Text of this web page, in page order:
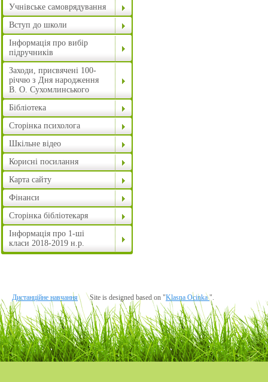
Учнівське самоврядування
Вступ до школи
Інформація про вибір
підручників
Заходи, присвячені 100-
річчю з Дня народження
В. О. Сухомлинського
Бібліотека
Сторінка психолога
Шкільне відео
Корисні посилання
Карта сайту
Фінанси
Сторінка бібліотекаря
Інформація про 1-ші
класи 2018-2019 н.р.
Дистанційне навчання Site is designed based on "Klasna Ocinka".